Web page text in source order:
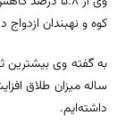
کوه و نهبندان
داشته‌ایم.